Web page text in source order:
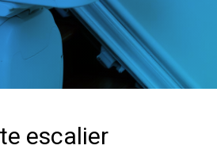
escalier